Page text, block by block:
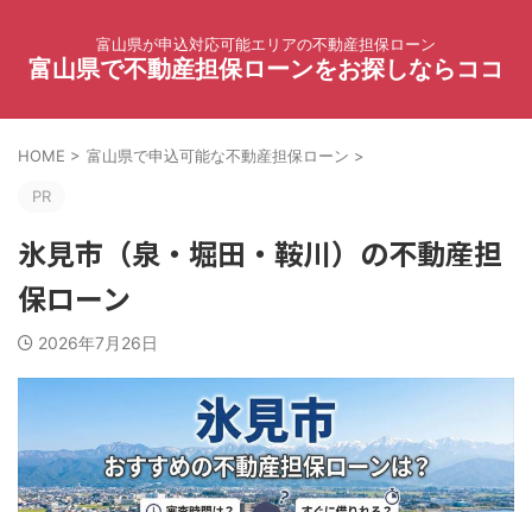
富山県が申込対応可能エリアの不動産担保ローン
富山県で不動産担保ローンをお探しならココ
HOME > 富山県で申込可能な不動産担保ローン >
PR
氷見市（泉・堀田・鞍川）の不動産担
保ローン
2026年7月26日